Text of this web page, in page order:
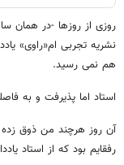
روزی از روزها -در همان
نشریه تجربی ام«راوی»
هم نمی رسید.
استاد اما پذیرفت و به
آن روز هرچند من ذوق
رفقایم بود که از استاد